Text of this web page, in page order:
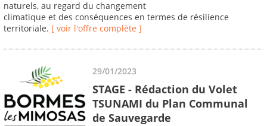
naturels, au regard du changement
climatique et des conséquences en termes de résilience
territoriale. [ voir l'offre complète ]
29/01/2023
STAGE - Rédaction du Volet
TSUNAMI du Plan Communal
de Sauvegarde